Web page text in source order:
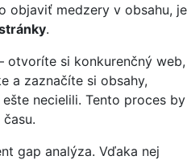
objaviť medzery v obsahu, je
.
otvoríte si konkurenčný web,
a zaznačíte si obsahy,
necielili. Tento proces by
gap analýza. Vďaka nej